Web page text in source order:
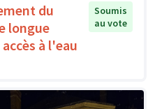
du
longue
à l'eau
Soumis
au vote